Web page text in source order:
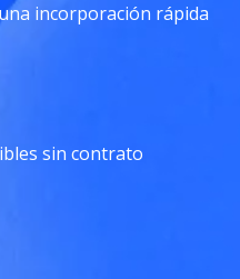
incorporación rápida
sin contrato